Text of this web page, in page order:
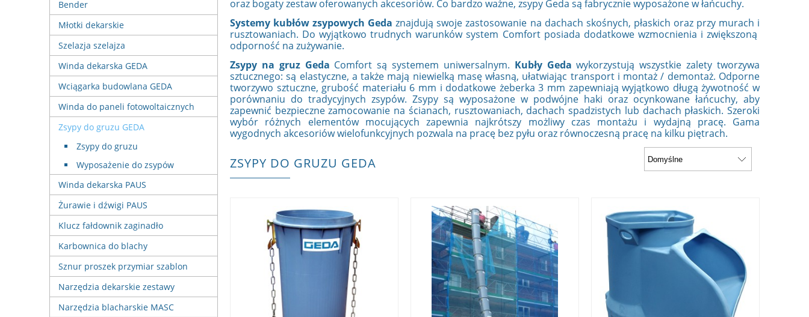
Bender
Młotki dekarskie
Szelazja szelajza
Winda dekarska GEDA
Wciągarka budowlana GEDA
Winda do paneli fotowoltaicznych
Zsypy do gruzu GEDA
Zsypy do gruzu
Wyposażenie do zsypów
Winda dekarska PAUS
Żurawie i dźwigi PAUS
Klucz fałdownik zaginadło
Karbownica do blachy
Sznur proszek przymiar szablon
Narzędzia dekarskie zestawy
Narzędzia blacharskie MASC
oraz bogaty zestaw oferowanych akcesoriów. Co bardzo ważne, zsypy Geda są fabrycznie wyposażone w łańcuchy.
Systemy kubłów zsypowych Geda znajdują swoje zastosowanie na dachach skośnych, płaskich oraz przy murach i
rusztowaniach. Do wyjątkowo trudnych warunków system Comfort posiada dodatkowe wzmocnienia i zwiększoną
odporność na zużywanie.
Zsypy na gruz Geda Comfort są systemem uniwersalnym. Kubły Geda wykorzystują wszystkie zalety tworzywa
sztucznego: są elastyczne, a także mają niewielką masę własną, ułatwiając transport i montaż / demontaż. Odporne
tworzywo sztuczne, grubość materiału 6 mm i dodatkowe żeberka 3 mm zapewniają wyjątkowo długą żywotność w
porównaniu do tradycyjnych zsypów. Zsypy są wyposażone w podwójne haki oraz ocynkowane łańcuchy, aby
zapewnić bezpieczne zamocowanie na ścianach, rusztowaniach, dachach spadzistych lub dachach płaskich. Szeroki
wybór różnych elementów mocujących zapewnia najkrótszy możliwy czas montażu i wydajną pracę. Gama
wygodnych akcesoriów wielofunkcyjnych pozwala na pracę bez pyłu oraz równoczesną pracę na kilku piętrach.
ZSYPY DO GRUZU GEDA